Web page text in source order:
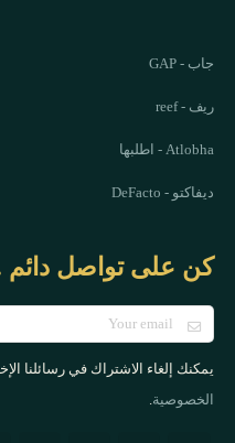
جاب - GAP
ريف - reef
Atlobha - اطلبها
ديفاكتو - DeFacto
كن على تواصل دائم
يمكنك إلغاء الاشتراك في رسائلنا
الخصوصية.